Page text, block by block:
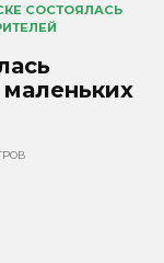
СОСТОЯЛАСЬ